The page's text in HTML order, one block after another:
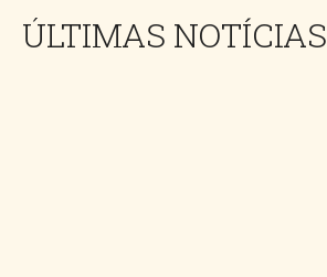
ÚLTIMAS NOTÍCIAS